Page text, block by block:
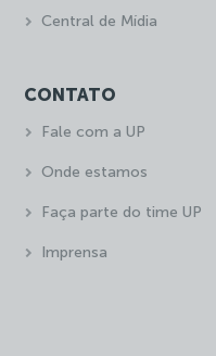
Central de Mídia
CONTATO
Fale com a UP
Onde estamos
Faça parte do time UP
Imprensa